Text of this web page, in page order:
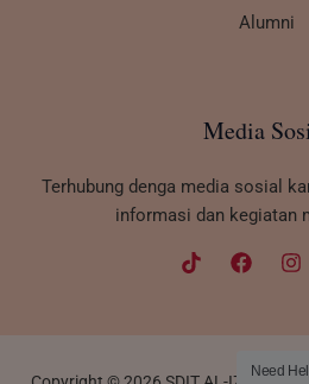
Alumni
Media
Terhubung denga media sosial
informasi dan kegiatan
Need